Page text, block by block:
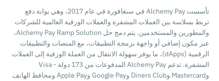
تأسست Alchemy Pay في سنغافورة في عام 2017، وهي بوابة دفع
تربط بسلاسة بين العملات المشفرة والعملات الورقية العالمية للشركات
والمطورين والمستخدمين. يتم دمج حل Alchemy Pay Ramp Solution،
عبر مكون إضافي أو واجهة برمجة التطبيقات، مع المنصات والتطبيقات
الرقمية (dApps)، ما يوفر سهولة الانتقال من العملة الورقية إلى العملات
المشفرة. تدعم Alchemy Pay المدفوعات من 173 دولة - Visa
وMastercard وDiners Club وGoogle Pay وApple Pay ومحافظ الهاتف